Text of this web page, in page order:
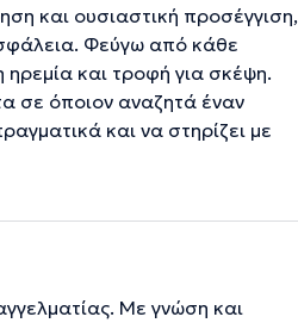
και ουσιαστική προσέγγιση,
Φεύγω από κάθε
και τροφή για σκέψη.
σε όποιον αναζητά έναν
και να στηρίζει με
Με γνώση και